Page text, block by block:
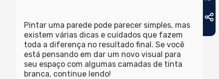
Pintar uma parede pode parecer simples, mas
existem várias dicas e cuidados que fazem
toda a diferença no resultado final. Se você
está pensando em dar um novo visual para
seu espaço com algumas camadas de tinta
branca, continue lendo!